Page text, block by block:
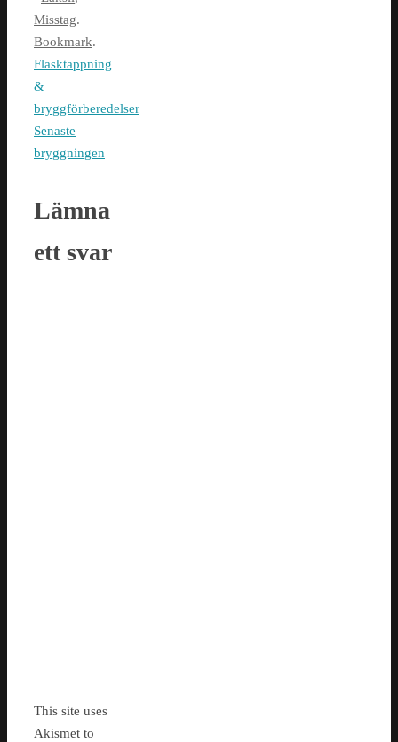
Misstag.
Bookmark.
Flasktappning
&
bryggförberedelser
Senaste
bryggningen
Lämna
ett svar
This site uses
Akismet to